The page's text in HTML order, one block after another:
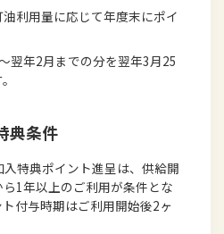
利用量に応じて年度末にポイ
翌年2月までの分を翌年3月25
典条件
特典ポイント進呈は、供給開
1年以上のご利用が条件とな
付与時期はご利用開始後2ヶ